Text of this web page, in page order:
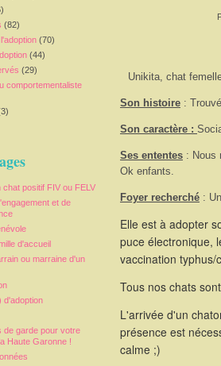
(82)
(70)
(44)
(29)
comportementaliste
chat positif FIV ou FELV
et de
d'accueil
ou marraine d'un
d'adoption
de garde pour votre
Haute Garonne !
Unikita, chat
Son histoire :
Son caractère :
Ses ententes : Nous
Ok enfants.
Foyer recherché :
Elle est à adopter
puce électronique,
vaccination typhus/
Tous nos chats
L'arrivée d'un
présence est
calme ;)